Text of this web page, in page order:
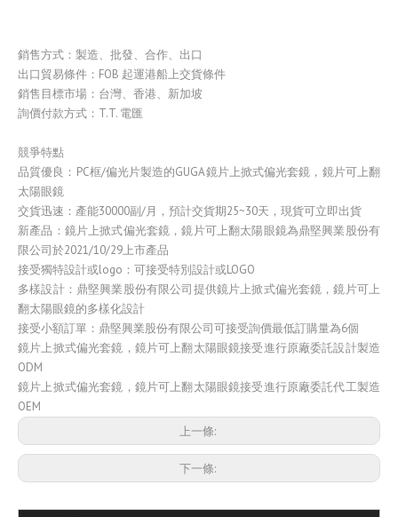
銷售方式：製造、批發、合作、出口
出口貿易條件：FOB 起運港船上交貨條件
銷售目標市場：台灣、香港、新加坡
詢價付款方式：T.T. 電匯
競爭特點
品質優良：PC框/偏光片製造的GUGA鏡片上掀式偏光套鏡，鏡片可上翻
太陽眼鏡
交貨迅速：產能30000副/月，預計交貨期25~30天，現貨可立即出貨
新產品：鏡片上掀式偏光套鏡，鏡片可上翻太陽眼鏡為鼎堅興業股份有
限公司於2021/10/29上市產品
接受獨特設計或logo：可接受特別設計或LOGO
多樣設計：鼎堅興業股份有限公司提供鏡片上掀式偏光套鏡，鏡片可上
翻太陽眼鏡的多樣化設計
接受小額訂單：鼎堅興業股份有限公司可接受詢價最低訂購量為6個
鏡片上掀式偏光套鏡，鏡片可上翻太陽眼鏡接受進行原廠委託設計製造
ODM
鏡片上掀式偏光套鏡，鏡片可上翻太陽眼鏡接受進行原廠委託代工製造
OEM
上一條:
下一條: